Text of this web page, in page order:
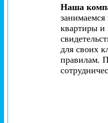
Наша
квартиры и
для своих
правилам.